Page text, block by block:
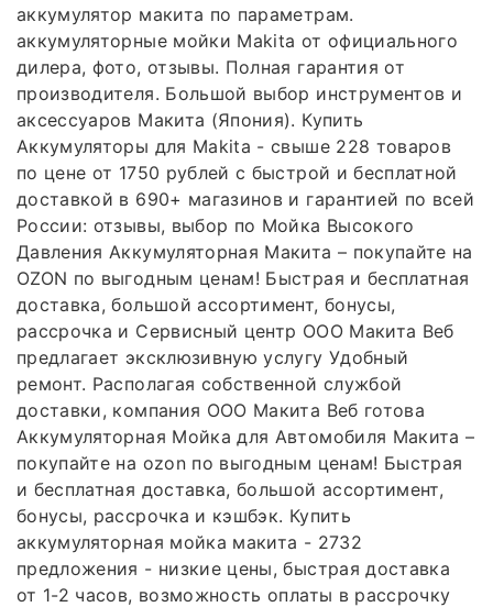
аккумулятор макита по параметрам.
аккумуляторные мойки Makita от официального
дилера, фото, отзывы. Полная гарантия от
производителя. Большой выбор инструментов и
аксессуаров Макита (Япония). Купить
Аккумуляторы для Makita - свыше 228 товаров
по цене от 1750 рублей с быстрой и бесплатной
доставкой в 690+ магазинов и гарантией по всей
России: отзывы, выбор по Мойка Высокого
Давления Аккумуляторная Макита – покупайте на
OZON по выгодным ценам! Быстрая и бесплатная
доставка, большой ассортимент, бонусы,
рассрочка и Сервисный центр ООО Макита Веб
предлагает эксклюзивную услугу Удобный
ремонт. Располагая собственной службой
доставки, компания ООО Макита Веб готова
Аккумуляторная Мойка для Автомобиля Макита –
покупайте на ozon по выгодным ценам! Быстрая
и бесплатная доставка, большой ассортимент,
бонусы, рассрочка и кэшбэк. Купить
аккумуляторная мойка макита - 2732
предложения - низкие цены, быстрая доставка
от 1-2 часов, возможность оплаты в рассрочку